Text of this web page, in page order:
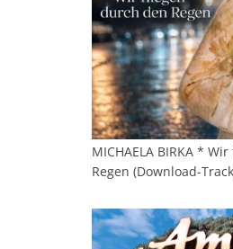
MICHAELA BIRKA *
Regen (Download-